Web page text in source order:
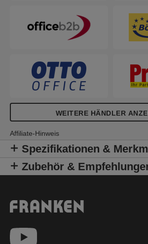
WEITERE HÄNDLER
Affiliate-Hinweis
Spezifikationen &
Zubehör &